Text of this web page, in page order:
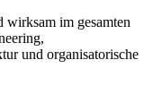
im gesamten
und organisatorische